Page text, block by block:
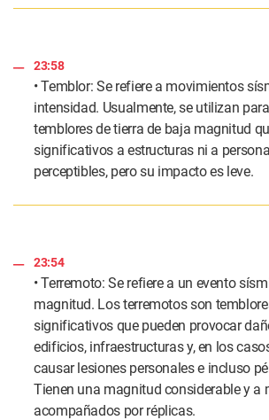
23:58
• Temblor: Se refiere a movimientos
intensidad. Usualmente, se utilizan
temblores de tierra de baja magnitud
significativos a estructuras ni a
perceptibles, pero su impacto es leve.
23:54
• Terremoto: Se refiere a un evento
magnitud. Los terremotos son
significativos que pueden provocar
edificios, infraestructuras y, en los
causar lesiones personales e incluso
Tienen una magnitud considerable y a
acompañados por réplicas.